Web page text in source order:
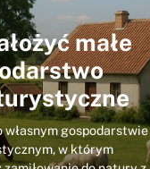
małe
własnym gospodarstwie
w którym